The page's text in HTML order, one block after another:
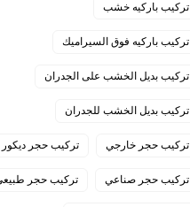
تركيب باركيه خشب
تركيب باركيه فوق السيراميك
تركيب بديل الخشب على الجدران
تركيب بديل الخشب للجدران
تركيب حجر خارجي تركيب حجر ديكور
تركيب حجر صناعي تركيب حجر